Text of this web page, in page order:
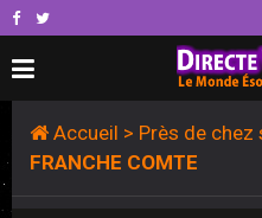
Accueil > Près de chez
FRANCHE COMTE